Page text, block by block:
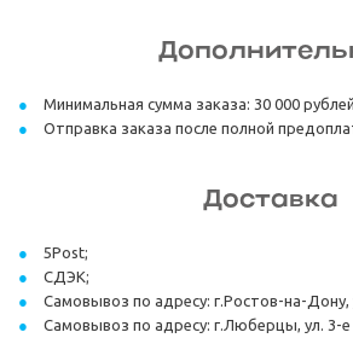
Минимальная сумма заказа: 30 000 рублей.
Отправка заказа после полной
Доставка
5Post;
СДЭК;
Самовывоз по адресу: г.Ростов-на-Дону,
Самовывоз по адресу: г.Люберцы, ул. 3-